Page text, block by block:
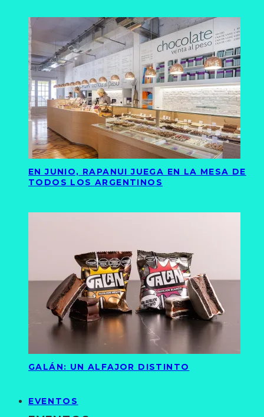
EN JUNIO, RAPANUI JUEGA EN LA MESA DE
TODOS LOS ARGENTINOS
GALÁN: UN ALFAJOR DISTINTO
EVENTOS